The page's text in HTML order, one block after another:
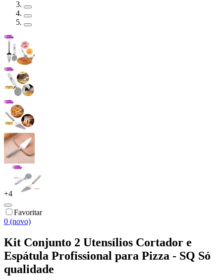
+4
Favoritar
0 (novo)
Kit Conjunto 2 Utensílios Cortador e
Espátula Profissional para Pizza - SQ Só
qualidade